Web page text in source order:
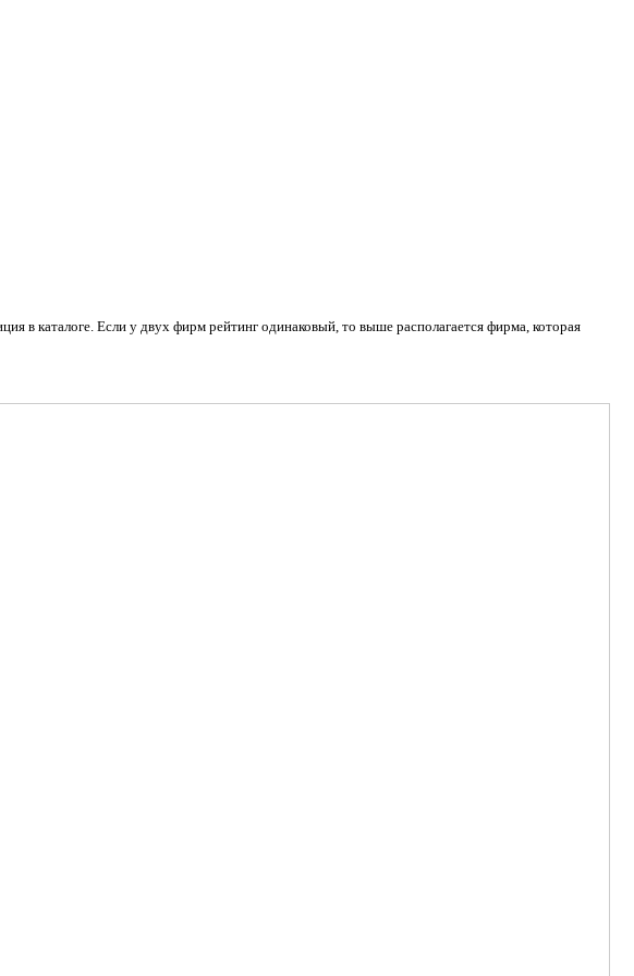
в каталоге. Если у двух фирм рейтинг одинаковый, то выше располагается фирма, которая